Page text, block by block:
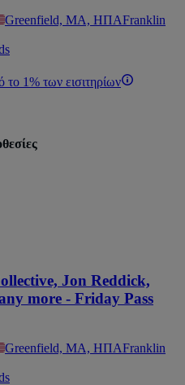
Greenfield, MA, ΗΠΑFranklin
το 1% των εισιτηρίων
Jon Reddick,
more - Friday Pass
Greenfield, MA, ΗΠΑFranklin